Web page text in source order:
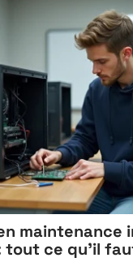
maintenance
tout ce qu’il